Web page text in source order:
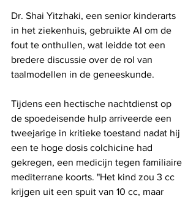
Dr. Shai Yitzhaki, een senior kinderarts
in het ziekenhuis, gebruikte AI om de
fout te onthullen, wat leidde tot een
bredere discussie over de rol van
taalmodellen in de geneeskunde.
Tijdens een hectische nachtdienst op
de spoedeisende hulp arriveerde een
tweejarige in kritieke toestand nadat hij
een te hoge dosis colchicine had
gekregen, een medicijn tegen familiaire
mediterrane koorts. "Het kind zou 3 cc
krijgen uit een spuit van 10 cc, maar